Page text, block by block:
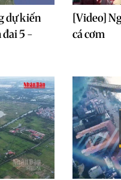
dự kiến
đai 5 -
[Video]
cá cơm